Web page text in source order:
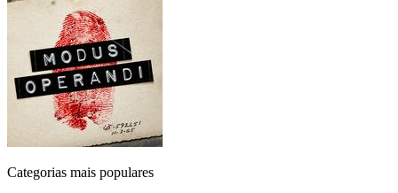
Categorias mais populares